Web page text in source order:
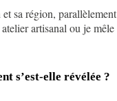
sa région,
artisanal ou je
s’est-elle révélée ?